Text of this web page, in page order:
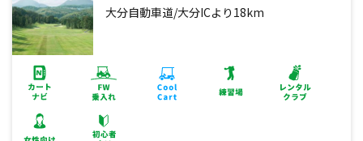
大分自動車道/大分ICより18km